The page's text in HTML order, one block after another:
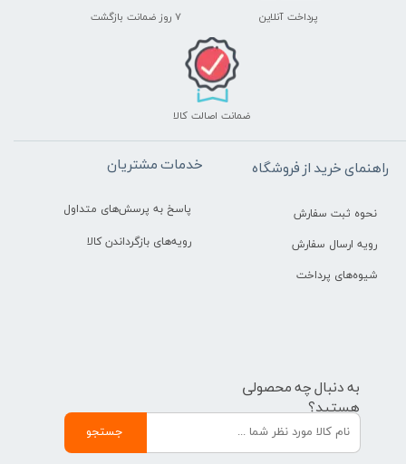
پرداخت آنلاین ۷ روز ضمانت بازگشت
ضمانت اصالت کالا
راهنمای خرید از فروشگاه
نحوه ثبت سفارش
رویه ارسال سفارش
شیوه‌های پرداخت
خدمات مشتریان
پاسخ به پرسش‌های متداول
رویه‌های بازگرداندن کالا
به دنبال چه محصولی
هستید؟
جستجو